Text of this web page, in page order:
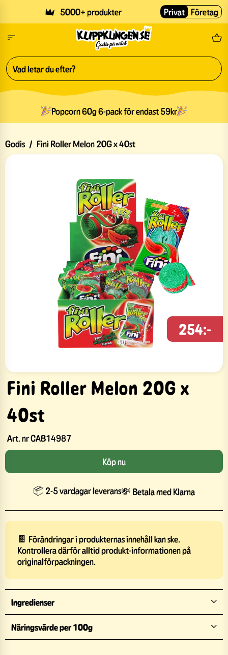
5000+ produkter Fri
Privat Företag
Popcorn 60g 6-pack för endast 59kr
Godis / Fini Roller Melon 20G x 40st
Fini Roller Melon 20G x
40st
Art. nrCAB14987
254:-
Köp nu
📦 2-5 vardagar leverans💸 Betala med Klarna
🍫 Förändringar i produkternas innehåll kan ske.
Kontrollera därför alltid produkt-informationen på
originalförpackningen.
Ingredienser
Näringsvärde per 100g